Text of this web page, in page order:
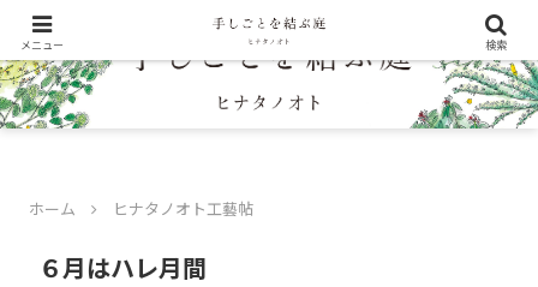
ホーム ヒナタノオト工藝帖
６月はハレ月間
メニュー 検索